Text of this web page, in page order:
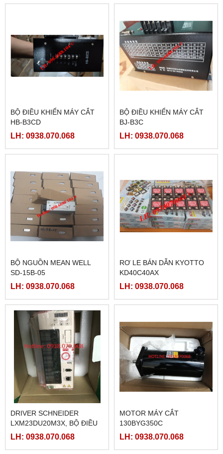
BỘ ĐIỀU KHIỂN MÁY CẮT
HB-B3CD
LH: 0938.070.068
BỘ ĐIỀU KHIỂN MÁY CẮT
BJ-B3C
LH: 0938.070.068
BỘ NGUỒN MEAN WELL
SD-15B-05
LH: 0938.070.068
RƠ LE BÁN DẪN KYOTTO
KD40C40AX
LH: 0938.070.068
DRIVER SCHNEIDER
LXM23DU20M3X, BỘ ĐIỀU
KHIỂN SERVO
LH: 0938.070.068
MOTOR MÁY CẮT
130BYG350C
LH: 0938.070.068